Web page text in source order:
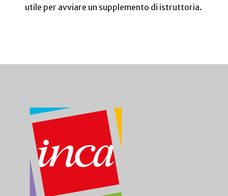
utile per avviare un supplemento di istruttoria.